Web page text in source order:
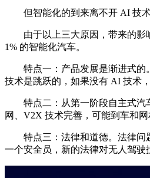
但智能化的到来离不开 AI 技术
由于以上三大原因，带来的影响
1% 的智能化汽车。
特点一：产品发展是渐进式的。
技术是跳跃的，如果没有 AI 技术
特点二：从第一阶段自主式汽车
网、V2X 技术完善，可能到车和
特点三：法律和道德。法律问题
一个安全员，新的法律对无人驾驶